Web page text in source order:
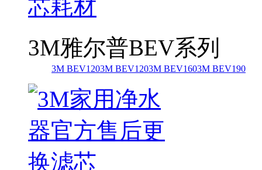
3M雅尔普BEV系列
3M BEV1203M BEV1203M BEV1603M BEV190